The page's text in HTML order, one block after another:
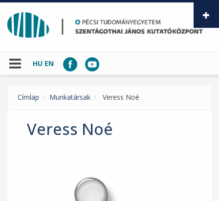
Ugrás a tartalomra
HU EN
Címlap Munkatársak Veress Noé
Veress Noé